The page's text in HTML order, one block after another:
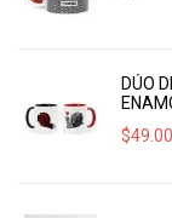
DÚO
$